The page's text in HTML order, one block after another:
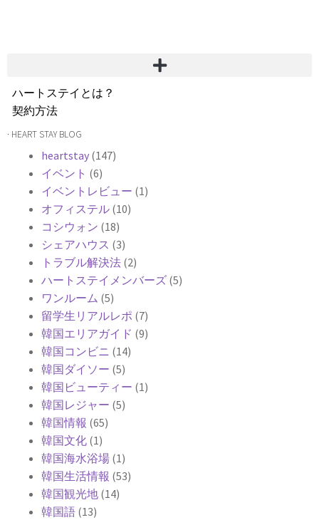
ハートステイとは？
契約方法
韓国不動産情報
よくある質問
Heartee
· HEART STAY BLOG
heartstay (147)
イベント (6)
イベントレビュー (1)
オフィステル (10)
コシウォン (18)
シェアハウス (3)
トラブル解決法 (2)
ハートステイメンバーズ (5)
ワンルーム (5)
留学生リアルレポ (7)
韓国エリアガイド (9)
韓国コンビニ (14)
韓国ダイソー (5)
韓国ビューティー (1)
韓国レジャー (5)
韓国情報 (65)
韓国文化 (1)
韓国海水浴場 (1)
韓国生活情報 (53)
韓国観光地 (14)
韓国語 (13)